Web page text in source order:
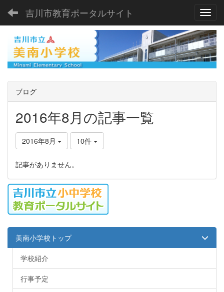
吉川市教育ポータルサイト
ブログ
2016年8月の記事一覧
2016年8月 10件
記事がありません。
美南小学校トップ
学校紹介
行事予定